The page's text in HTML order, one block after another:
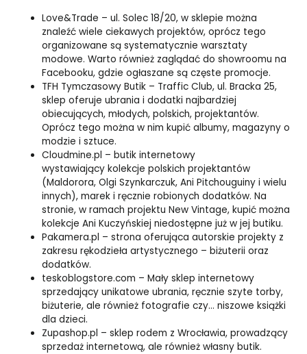
Love&Trade – ul. Solec 18/20, w sklepie można
znaleźć wiele ciekawych projektów, oprócz tego
organizowane są systematycznie warsztaty
modowe. Warto również zaglądać do showroomu na
Facebooku, gdzie ogłaszane są częste promocje.
TFH Tymczasowy Butik – Traffic Club, ul. Bracka 25,
sklep oferuje ubrania i dodatki najbardziej
obiecujących, młodych, polskich, projektantów.
Oprócz tego można w nim kupić albumy, magazyny o
modzie i sztuce.
Cloudmine.pl – butik internetowy
wystawiający kolekcje polskich projektantów
(Maldorora, Olgi Szynkarczuk, Ani Pitchouguiny i wielu
innych), marek i ręcznie robionych dodatków. Na
stronie, w ramach projektu New Vintage, kupić można
kolekcje Ani Kuczyńskiej niedostępne już w jej butiku.
Pakamera.pl – strona oferująca autorskie projekty z
zakresu rękodzieła artystycznego – biżuterii oraz
dodatków.
teskoblogstore.com – Mały sklep internetowy
sprzedający unikatowe ubrania, ręcznie szyte torby,
biżuterie, ale również fotografie czy… niszowe książki
dla dzieci.
Zupashop.pl – sklep rodem z Wrocławia, prowadzący
sprzedaż internetową, ale również własny butik.